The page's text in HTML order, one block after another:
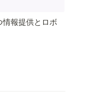
報提供とロボ